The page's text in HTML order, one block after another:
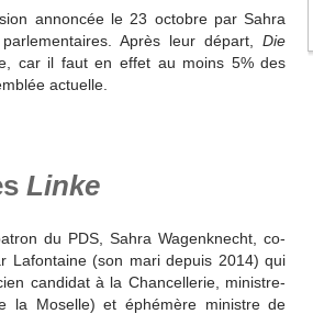
annoncée le 23 octobre par Sahra
Après leur départ,Die
car il faut en effet au moins 5% des
actuelle.
Linke
du PDS, Sahra Wagenknecht, co-
Lafontaine (son mari depuis 2014) qui
candidat à la Chancellerie, ministre-
la Moselle) et éphémère ministre de